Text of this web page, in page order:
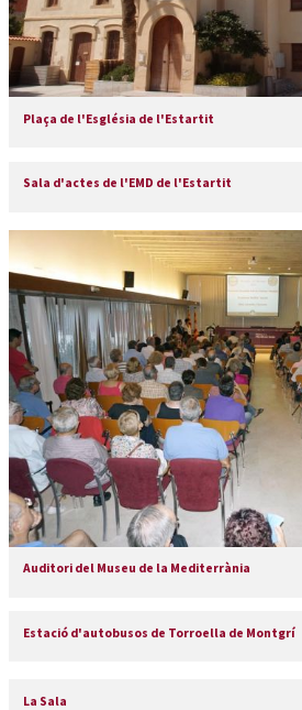
Plaça de l'Església de l'Estartit
Sala d'actes de l'EMD de l'Estartit
Auditori del Museu de la Mediterrània
Estació d'autobusos de Torroella de Montgrí
La Sala